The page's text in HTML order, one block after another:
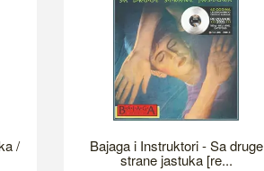
/ Bajaga i Instruktori - Sa druge
strane jastuka [re...